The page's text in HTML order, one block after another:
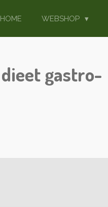
HOME WEBSHOP
gastro-